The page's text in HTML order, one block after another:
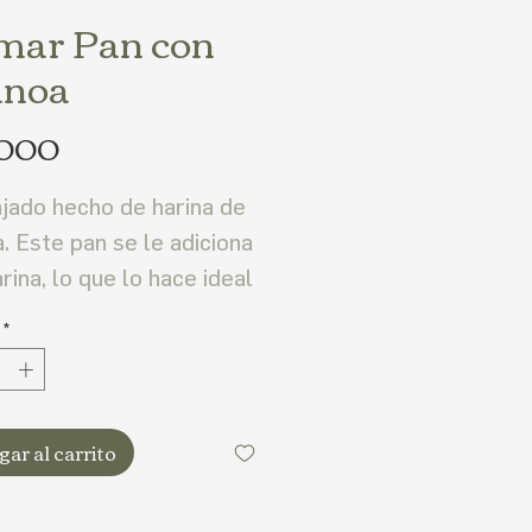
Pan con
Precio
hecho de harina de
Este pan se le adiciona
lo que lo hace ideal
o cualquier otro
de grasa animal y
vegetarianos y
*
al carrito